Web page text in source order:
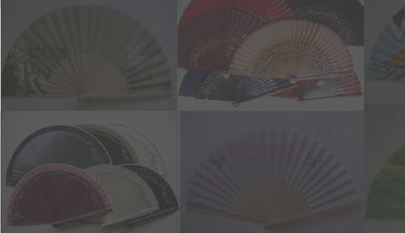
6309 24 cm por color